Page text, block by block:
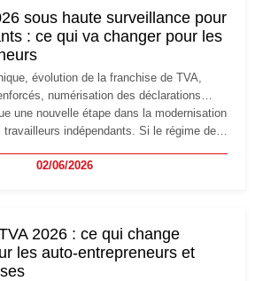
sous haute surveillance pour
: ce qui va changer pour les
évolution de la franchise de TVA,
numérisation des déclarations…
une nouvelle étape dans la modernisation
indépendants. Si le régime de
devront s'adapter à un environnement
02/06/2026
2026 : ce qui change
les auto-entrepreneurs et